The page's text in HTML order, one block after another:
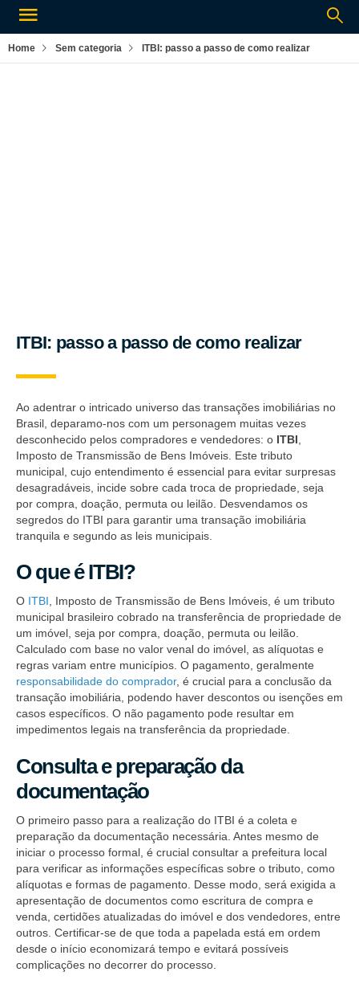
Home Sem categoria ITBI: passo a passo de como realizar
ITBI: passo a passo de como realizar
Ao adentrar o intricado universo das transações imobiliárias no
Brasil, deparamo-nos com um personagem muitas vezes
desconhecido pelos compradores e vendedores: o ITBI
Imposto de Transmissão de Bens Imóveis. Este tributo
municipal, cujo entendimento é essencial para evitar surpresas
desagradáveis, incide sobre cada troca de propriedade, seja
por compra, doação, permuta ou leilão. Desvendamos os
segredos do ITBI para garantir uma transação imobiliária
tranquila e segundo as leis municipais.
O que é ITBI?
O ITBI, Imposto de Transmissão de Bens Imóveis, é um tributo
municipal brasileiro cobrado na transferência de propriedade de
um imóvel, seja por compra, doação, permuta ou leilão.
Calculado com base no valor venal do imóvel, as alíquotas e
regras variam entre municípios. O pagamento, geralmente
responsabilidade do comprador, é crucial para a conclusão da
transação imobiliária, podendo haver descontos ou isenções em
casos específicos. O não pagamento pode resultar em
impedimentos legais na transferência da propriedade.
Consulta e preparação da
documentação
O primeiro passo para a realização do ITBI é a coleta e
preparação da documentação necessária. Antes mesmo de
iniciar o processo formal, é crucial consultar a prefeitura local
para verificar as informações específicas sobre o tributo, como
alíquotas e formas de pagamento. Desse modo, será exigida a
apresentação de documentos como escritura de compra e
venda, certidões atualizadas do imóvel e dos vendedores, entre
outros. Certificar-se de que toda a papelada está em ordem
desde o início economizará tempo e evitará possíveis
complicações no decorrer do processo.